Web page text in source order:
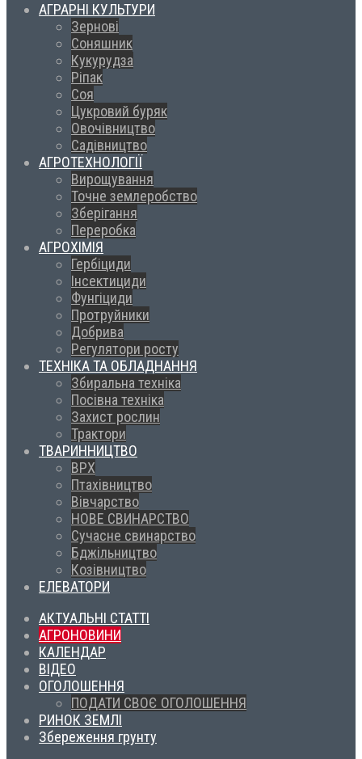
АГРАРНІ КУЛЬТУРИ
Зернові
Соняшник
Кукурудза
Ріпак
Соя
Цукровий буряк
Овочівництво
Садівництво
АГРОТЕХНОЛОГІЇ
Вирощування
Точне землеробство
Зберігання
Переробка
АГРОХІМІЯ
Гербіциди
Інсектициди
Фунгіциди
Протруйники
Добрива
Регулятори росту
ТЕХНІКА ТА ОБЛАДНАННЯ
Збиральна техніка
Посівна техніка
Захист рослин
Трактори
ТВАРИННИЦТВО
ВРХ
Птахівництво
Вівчарство
НОВЕ СВИНАРСТВО
Сучасне свинарство
Бджільництво
Козівництво
ЕЛЕВАТОРИ
АКТУАЛЬНІ СТАТТІ
АГРОНОВИНИ
КАЛЕНДАР
ВІДЕО
ОГОЛОШЕННЯ
ПОДАТИ СВОЄ ОГОЛОШЕННЯ
РИНОК ЗЕМЛІ
Збереження грунту